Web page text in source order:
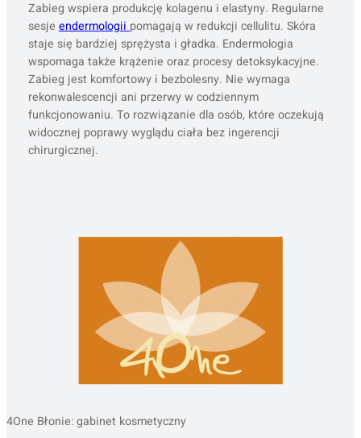
Zabieg wspiera produkcję kolagenu i elastyny. Regularne
sesjeendermologiipomagają w redukcji cellulitu. Skóra
staje się bardziej sprężysta i gładka. Endermologia
wspomaga także krążenie oraz procesy detoksykacyjne.
Zabieg jest komfortowy i bezbolesny. Nie wymaga
rekonwalescencji ani przerwy w codziennym
funkcjonowaniu. To rozwiązanie dla osób, które oczekują
widocznej poprawy wyglądu ciała bez ingerencji
chirurgicznej.
4One Błonie: gabinet kosmetyczny